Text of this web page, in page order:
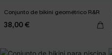
Conjunto de bikini geométrico R&R
38,00 €